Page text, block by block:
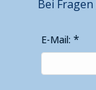
Bei Fragen
E-Mail: